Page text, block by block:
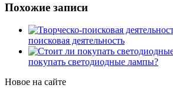
Похожие записи
поисковая деятельность
покупать светодиодные лампы?
Новое на сайте